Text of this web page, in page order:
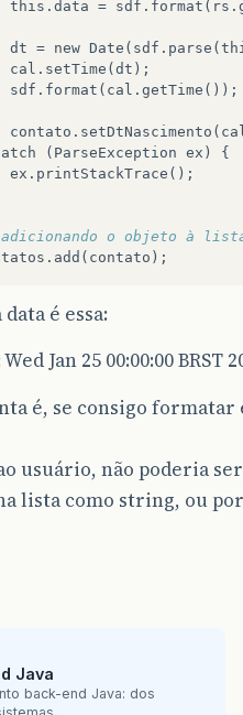
this . data = sdf . format ( rs .
dt = new Date ( sdf . parse (
cal . setTime ( dt );
sdf . format ( cal . getTime ());
contato . setDtNascimento (
( ParseException ex )
{
ex . printStackTrace ();
o objeto à
. add ( contato );
é essa:
Jan 25 00:00:00 BRST
é, se consigo formatar
usuário, não poderia
lista como string, ou
Java
back-end Java: dos